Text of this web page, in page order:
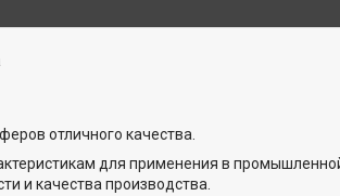
отличного качества.
для применения в
и качества производства.